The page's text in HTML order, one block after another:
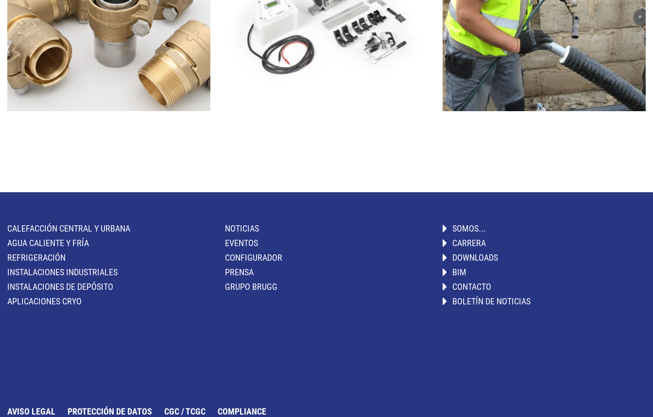
CALEFACCIÓN CENTRAL Y URBANA
AGUA CALIENTE Y FRÍA
REFRIGERACIÓN
INSTALACIONES INDUSTRIALES
INSTALACIONES DE DEPÓSITO
APLICACIONES CRYO
NOTICIAS
EVENTOS
CONFIGURADOR
PRENSA
GRUPO BRUGG
SOMOS...
CARRERA
DOWNLOADS
BIM
CONTACTO
BOLETÍN DE NOTICIAS
AVISO LEGAL PROTECCIÓN DE DATOS CGC / TCGC COMPLIANCE